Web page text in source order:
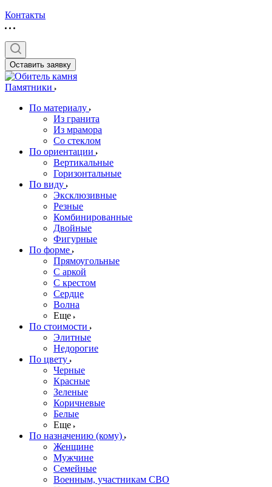
Контакты
Оставить заявку
Памятники
По материалу
Из гранита
Из мрамора
Со стеклом
По ориентации
Вертикальные
Горизонтальные
По виду
Эксклюзивные
Резные
Комбинированные
Двойные
Фигурные
По форме
Прямоугольные
С аркой
С крестом
Сердце
Волна
Еще
По стоимости
Элитные
Недорогие
По цвету
Черные
Красные
Зеленые
Коричневые
Белые
Еще
По назначению (кому)
Женщине
Мужчине
Семейные
Военным, участникам СВО